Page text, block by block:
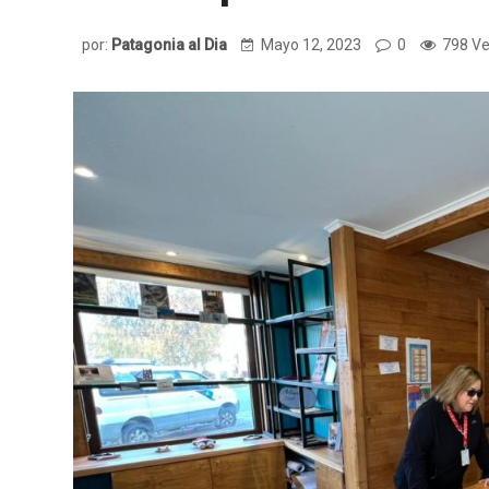
por: Patagonia al Dia Mayo 12, 2023 0 798